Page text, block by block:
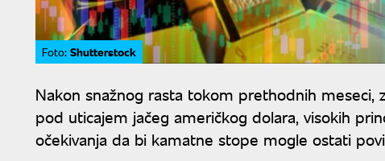
Foto: Shutterstock
Nakon snažnog rasta tokom prethodnih meseci,
pod uticajem jačeg američkog dolara, visokih
očekivanja da bi kamatne stope mogle ostati